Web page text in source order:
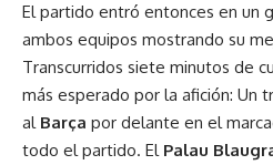
El partido entró entonces en un
ambos equipos mostrando su
Transcurridos siete minutos de
más esperado por la afición: Un
al Barça por delante en el
todo el partido. El Palau